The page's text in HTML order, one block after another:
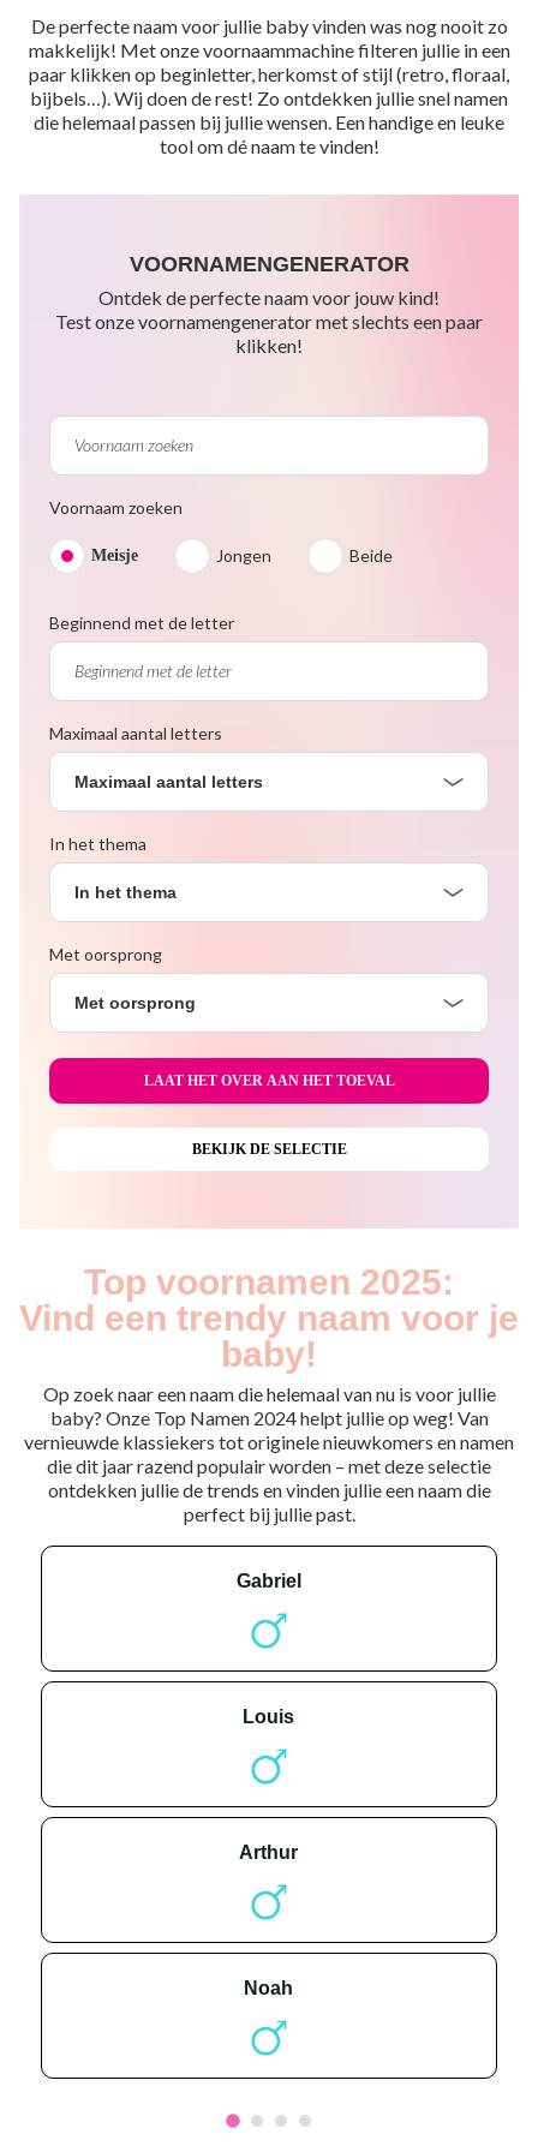
De perfecte naam voor jullie baby vinden was nog nooit zo
makkelijk! Met onze voornaammachine filteren jullie in een
paar klikken op beginletter, herkomst of stijl (retro, floraal,
bijbels…). Wij doen de rest! Zo ontdekken jullie snel namen
die helemaal passen bij jullie wensen. Een handige en leuke
tool om dé naam te vinden!
VOORNAMENGENERATOR
Ontdek de perfecte naam voor jouw kind!
Test onze voornamengenerator met slechts een paar
klikken!
Voornaam zoeken
Meisje Jongen Beide
Beginnend met de letter
Maximaal aantal letters
Maximaal aantal letters
In het thema
In het thema
Met oorsprong
Met oorsprong
Top voornamen 2025:
Vind een trendy naam voor je
baby!
Op zoek naar een naam die helemaal van nu is voor jullie
baby? Onze Top Namen 2024 helpt jullie op weg! Van
vernieuwde klassiekers tot originele nieuwkomers en namen
die dit jaar razend populair worden – met deze selectie
ontdekken jullie de trends en vinden jullie een naam die
perfect bij jullie past.
gabriel
louis
arthur
noah